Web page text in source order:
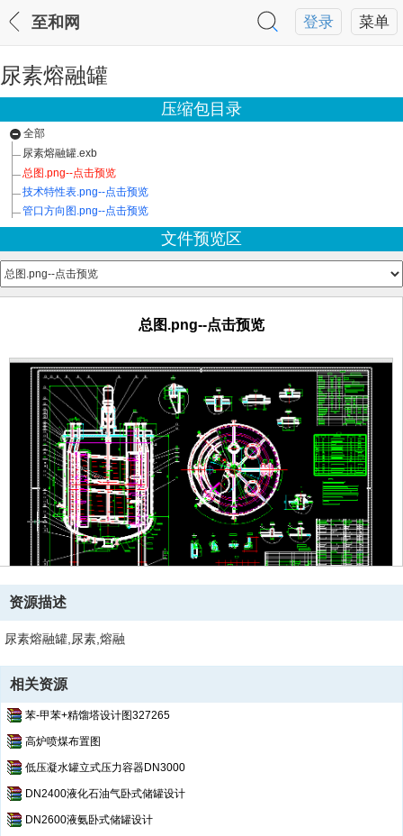
菜单
登录
至和网
尿素熔融罐
压缩包目录
全部
尿素熔融罐.exb
总图.png--点击预览
技术特性表.png--点击预览
管口方向图.png--点击预览
文件预览区
总图.png--点击预览
资源描述
尿素熔融罐,尿素,熔融
相关资源
苯-甲苯+精馏塔设计图327265
高炉喷煤布置图
低压凝水罐立式压力容器DN3000
DN2400液化石油气卧式储罐设计
DN2600液氨卧式储罐设计